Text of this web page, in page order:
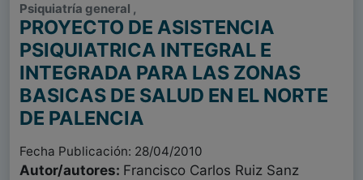
Psiquiatría general ,
PROYECTO DE ASISTENCIA
PSIQUIATRICA INTEGRAL E
INTEGRADA PARA LAS ZONAS
BASICAS DE SALUD EN EL NORTE
DE PALENCIA
Fecha Publicación: 28/04/2010
Autor/autores: Francisco Carlos Ruiz Sanz